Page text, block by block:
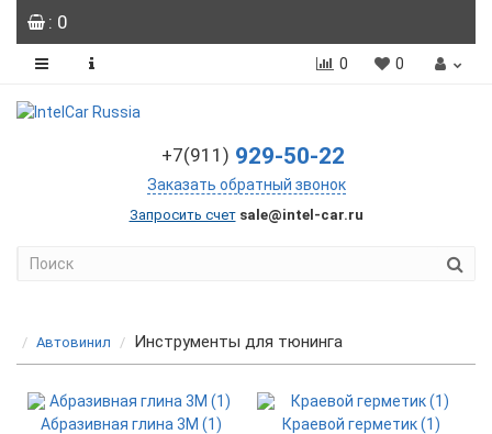
: 0
0 0
+7(911) 929-50-22
Заказать обратный звонок
Запросить счет sale@intel-car.ru
Автовинил Инструменты для тюнинга
Абразивная глина 3М (1) Краевой герметик (1)